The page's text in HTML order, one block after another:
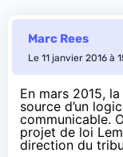
Marc Rees
Le 11 janvier 2016 à
En mars 2015,
source d’un
communicable.
projet de loi
direction du